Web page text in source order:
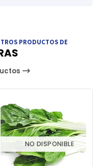
PRODUCTOS DE
NO DISPONIBLE